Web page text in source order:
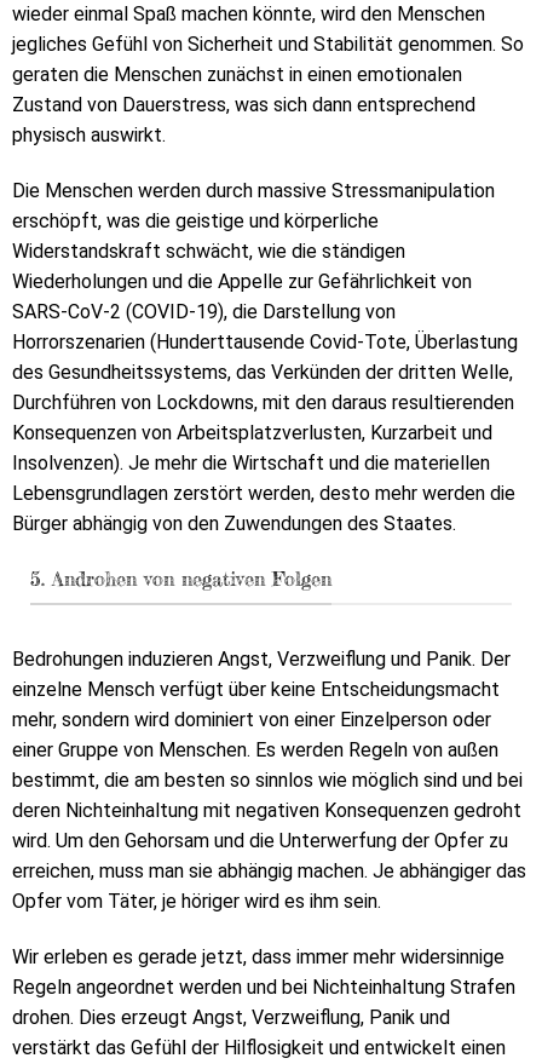
wieder einmal Spaß machen könnte, wird den Menschen
jegliches Gefühl von Sicherheit und Stabilität genommen. So
geraten die Menschen zunächst in einen emotionalen
Zustand von Dauerstress, was sich dann entsprechend
physisch auswirkt.
Die Menschen werden durch massive Stressmanipulation
erschöpft, was die geistige und körperliche
Widerstandskraft schwächt, wie die ständigen
Wiederholungen und die Appelle zur Gefährlichkeit von
SARS-CoV-2 (COVID-19), die Darstellung von
Horrorszenarien (Hunderttausende Covid-Tote, Überlastung
des Gesundheitssystems, das Verkünden der dritten Welle,
Durchführen von Lockdowns, mit den daraus resultierenden
Konsequenzen von Arbeitsplatzverlusten, Kurzarbeit und
Insolvenzen). Je mehr die Wirtschaft und die materiellen
Lebensgrundlagen zerstört werden, desto mehr werden die
Bürger abhängig von den Zuwendungen des Staates.
5. Androhen von negativen Folgen
Bedrohungen induzieren Angst, Verzweiflung und Panik. Der
einzelne Mensch verfügt über keine Entscheidungsmacht
mehr, sondern wird dominiert von einer Einzelperson oder
einer Gruppe von Menschen. Es werden Regeln von außen
bestimmt, die am besten so sinnlos wie möglich sind und bei
deren Nichteinhaltung mit negativen Konsequenzen gedroht
wird. Um den Gehorsam und die Unterwerfung der Opfer zu
erreichen, muss man sie abhängig machen. Je abhängiger das
Opfer vom Täter, je höriger wird es ihm sein.
Wir erleben es gerade jetzt, dass immer mehr widersinnige
Regeln angeordnet werden und bei Nichteinhaltung Strafen
drohen. Dies erzeugt Angst, Verzweiflung, Panik und
verstärkt das Gefühl der Hilflosigkeit und entwickelt einen